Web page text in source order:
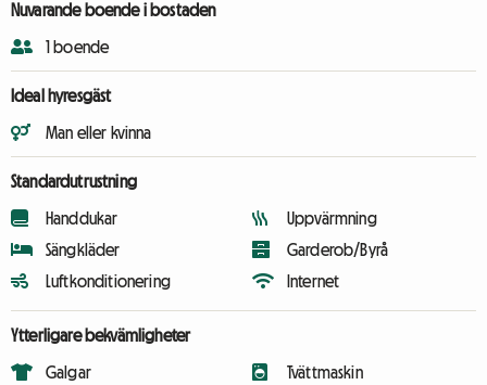
Nuvarande boende i bostaden
1 boende
Ideal hyresgäst
Man eller kvinna
Standardutrustning
Handdukar
Sängkläder
Luftkonditionering
Uppvärmning
Garderob/Byrå
Internet
Ytterligare bekvämligheter
Galgar Tvättmaskin